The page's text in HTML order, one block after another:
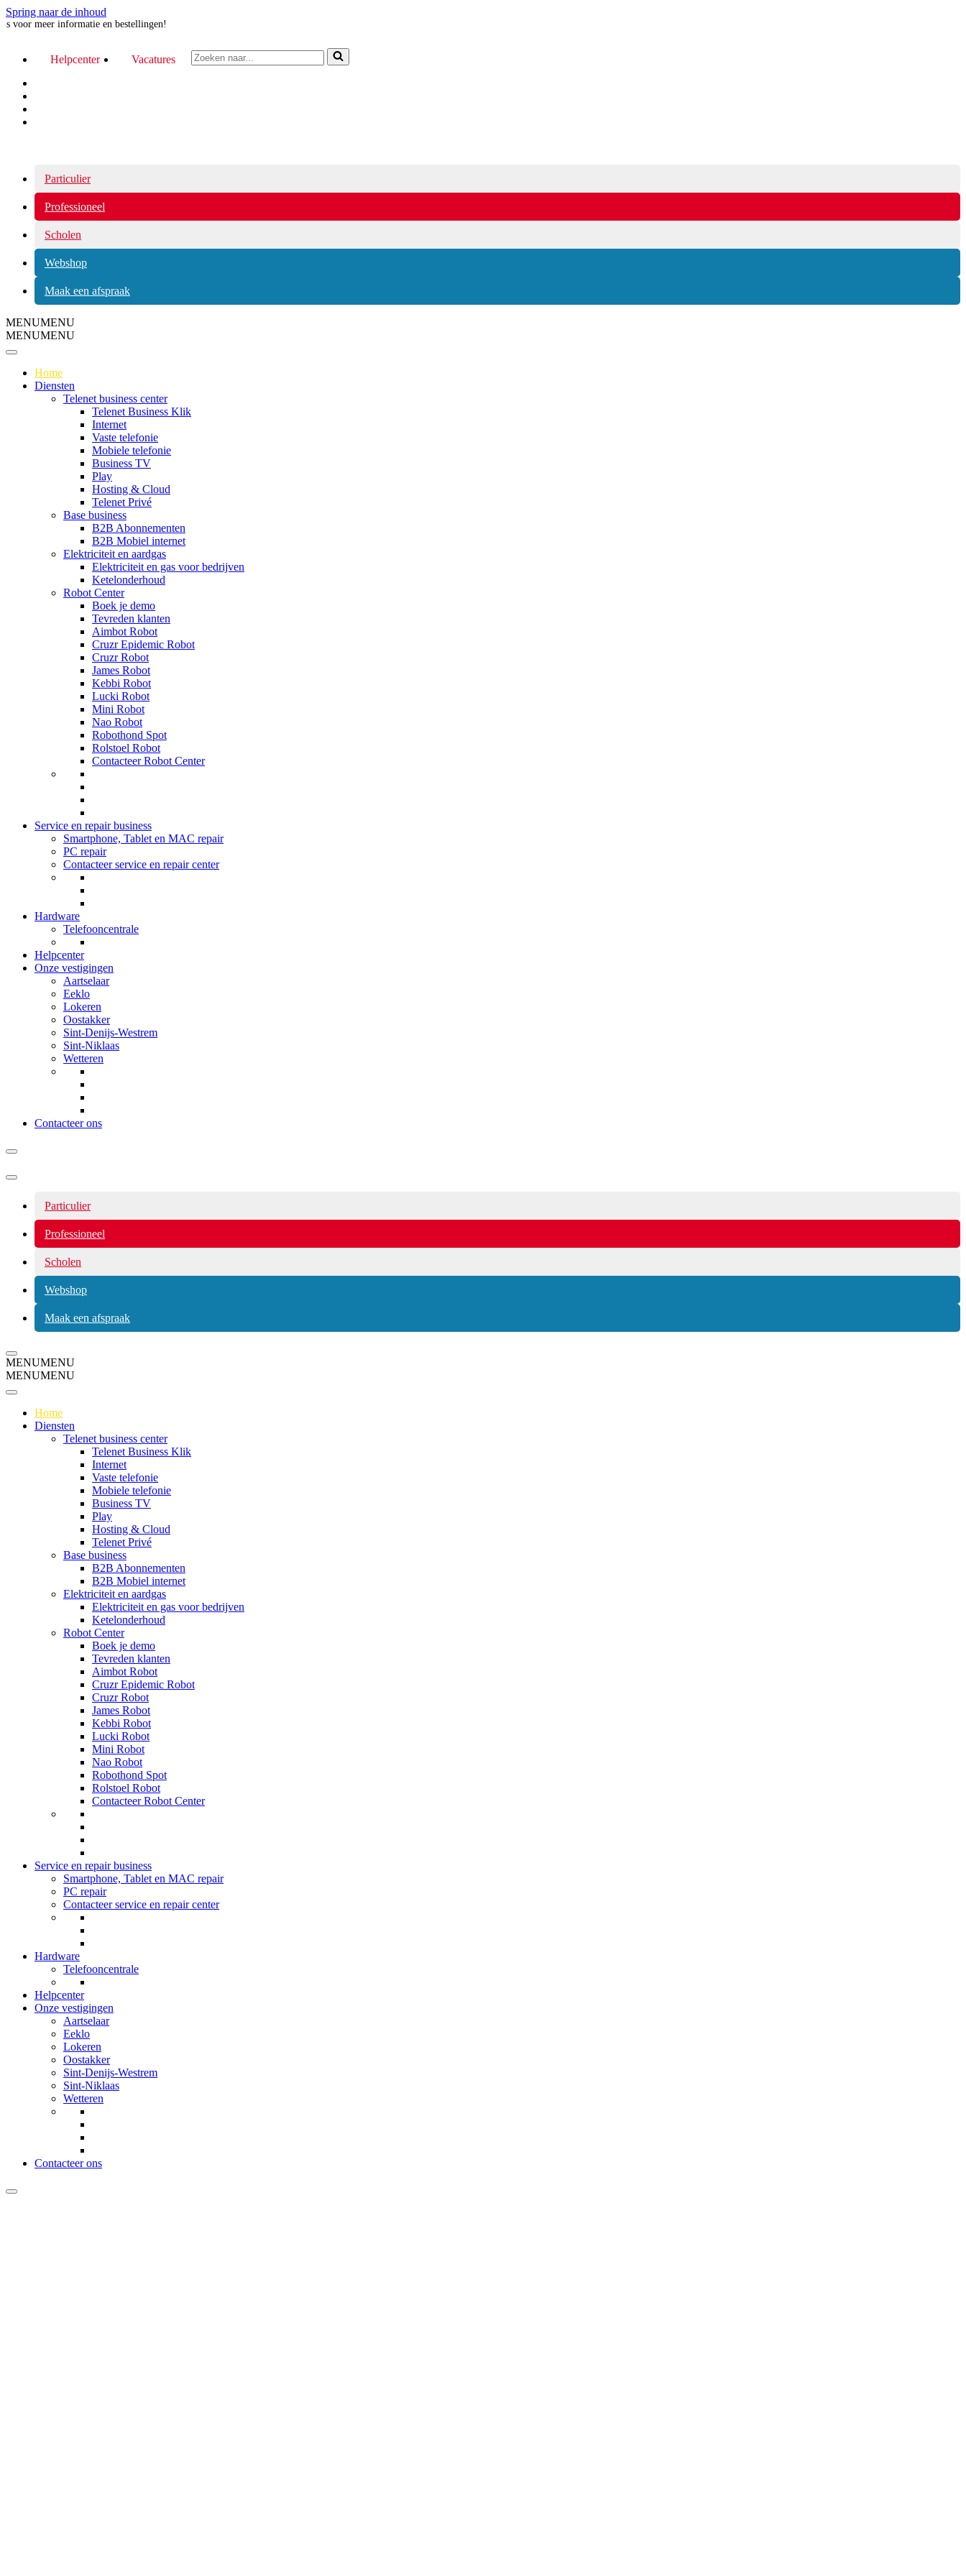
Spring naar de inhoud
meer informatie en bestellingen!
Helpcenter Vacatures
Z
o
.
Particulier
Professioneel
Scholen
Webshop
Maak een afspraak
MENUMENU
MENUMENU
Home
Diensten
Telenet business center
Telenet Business Klik
Internet
Vaste telefonie
Mobiele telefonie
Business TV
Play
Hosting & Cloud
Telenet Privé
Base business
B2B Abonnementen
B2B Mobiel internet
Elektriciteit en aardgas
Elektriciteit en gas voor bedrijven
Ketelonderhoud
Robot Center
Boek je demo
Tevreden klanten
Aimbot Robot
Cruzr Epidemic Robot
Cruzr Robot
James Robot
Kebbi Robot
Lucki Robot
Mini Robot
Nao Robot
Robothond Spot
Rolstoel Robot
Contacteer Robot Center
Service en repair business
Smartphone, Tablet en MAC repair
PC repair
Contacteer service en repair center
Hardware
Telefooncentrale
Helpcenter
Onze vestigingen
Aartselaar
Eeklo
Lokeren
Oostakker
Sint-Denijs-Westrem
Sint-Niklaas
Wetteren
Contacteer ons
Navigatiemenu
Particulier
Professioneel
Scholen
Webshop
Maak een afspraak
Navigatiemenu
MENUMENU
MENUMENU
Home
Diensten
Telenet business center
Telenet Business Klik
Internet
Vaste telefonie
Mobiele telefonie
Business TV
Play
Hosting & Cloud
Telenet Privé
Base business
B2B Abonnementen
B2B Mobiel internet
Elektriciteit en aardgas
Elektriciteit en gas voor bedrijven
Ketelonderhoud
Robot Center
Boek je demo
Tevreden klanten
Aimbot Robot
Cruzr Epidemic Robot
Cruzr Robot
James Robot
Kebbi Robot
Lucki Robot
Mini Robot
Nao Robot
Robothond Spot
Rolstoel Robot
Contacteer Robot Center
Service en repair business
Smartphone, Tablet en MAC repair
PC repair
Contacteer service en repair center
Hardware
Telefooncentrale
Helpcenter
Onze vestigingen
Aartselaar
Eeklo
Lokeren
Oostakker
Sint-Denijs-Westrem
Sint-Niklaas
Wetteren
Contacteer ons